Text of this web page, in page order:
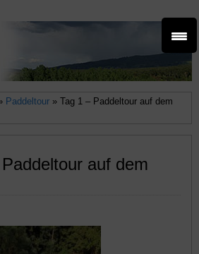
Paddeltour » Tag 1 – Paddeltour auf dem
auf dem